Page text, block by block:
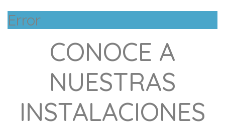
Error
CONOCE A
NUESTRAS
INSTALACIONES